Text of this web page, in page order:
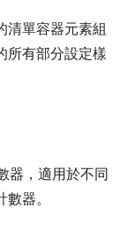
清單容器元素組
所有部分設定樣
器，適用於不同
器。